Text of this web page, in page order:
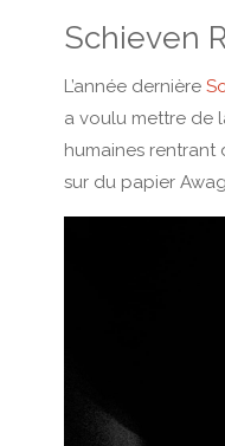
Schieven
L’année dernière
a voulu mettre de
humaines rentrant
sur du papier